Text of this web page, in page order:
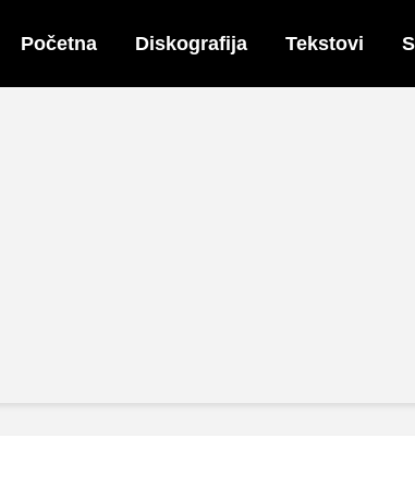
Početna Diskografija Tekstovi